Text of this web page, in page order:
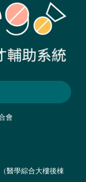
會
醫學綜合大樓後棟